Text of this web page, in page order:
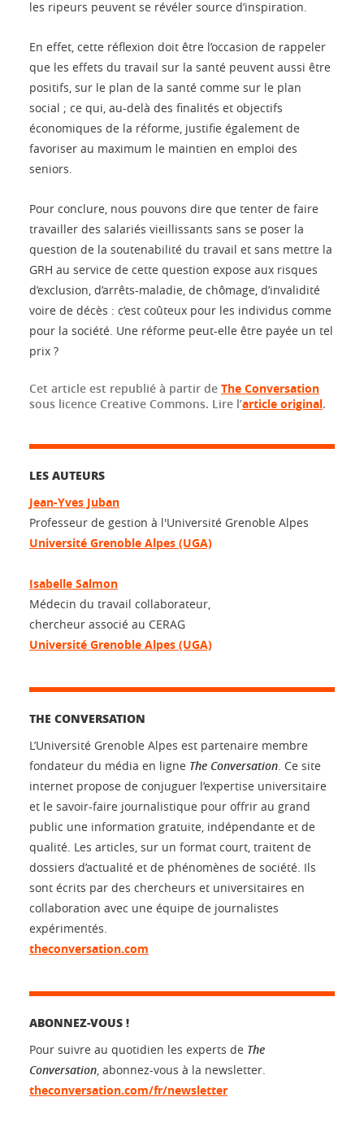
les ripeurs peuvent se révéler source d’inspiration.
En effet, cette réflexion doit être l’occasion de rappeler
que les effets du travail sur la santé peuvent aussi être
positifs, sur le plan de la santé comme sur le plan
social ; ce qui, au-delà des finalités et objectifs
économiques de la réforme, justifie également de
favoriser au maximum le maintien en emploi des
seniors.
Pour conclure, nous pouvons dire que tenter de faire
travailler des salariés vieillissants sans se poser la
question de la soutenabilité du travail et sans mettre la
GRH au service de cette question expose aux risques
d’exclusion, d’arrêts-maladie, de chômage, d’invalidité
voire de décès : c’est coûteux pour les individus comme
pour la société. Une réforme peut-elle être payée un tel
prix ?
Cet article est republié à partir de The Conversation
sous licence Creative Commons. Lire l’article original.
LES AUTEURS
Jean-Yves Juban
Professeur de gestion à l'Université Grenoble Alpes
Université Grenoble Alpes (UGA)
Isabelle Salmon
Médecin du travail collaborateur,
chercheur associé au CERAG
Université Grenoble Alpes (UGA)
THE CONVERSATION
L’Université Grenoble Alpes est partenaire membre
fondateur du média en ligne The Conversation. Ce site
internet propose de conjuguer l’expertise universitaire
et le savoir-faire journalistique pour offrir au grand
public une information gratuite, indépendante et de
qualité. Les articles, sur un format court, traitent de
dossiers d’actualité et de phénomènes de société. Ils
sont écrits par des chercheurs et universitaires en
collaboration avec une équipe de journalistes
expérimentés.
theconversation.com
ABONNEZ-VOUS !
Pour suivre au quotidien les experts de The
Conversation, abonnez-vous à la newsletter.
theconversation.com/fr/newsletter